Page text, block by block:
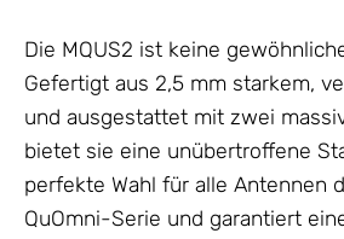
Die MQUS2 ist keine
Gefertigt aus 2,5 mm starkem,
und ausgestattet mit zwei
bietet sie eine unübertroffene
perfekte Wahl für alle Antennen
QuOmni-Serie und garantiert